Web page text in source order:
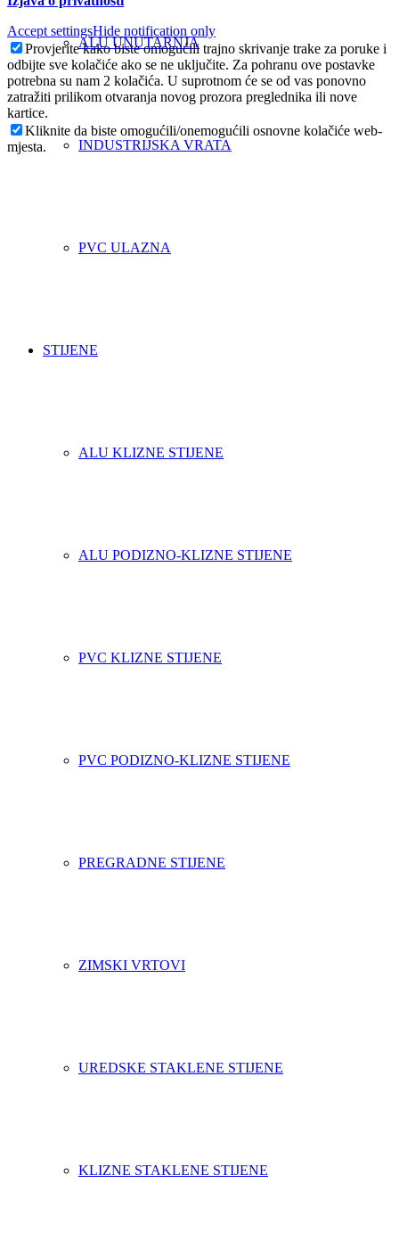
ALU UNUTARNJA
INDUSTRIJSKA VRATA
PVC ULAZNA
STIJENE
ALU KLIZNE STIJENE
ALU PODIZNO-KLIZNE STIJENE
PVC KLIZNE STIJENE
PVC PODIZNO-KLIZNE STIJENE
PREGRADNE STIJENE
ZIMSKI VRTOVI
UREDSKE STAKLENE STIJENE
KLIZNE STAKLENE STIJENE
Accept settingsHide notification only
Provjerite kako biste omogućili trajno skrivanje trake za poruke i
odbijte sve kolačiće ako se ne uključite. Za pohranu ove postavke
potrebna su nam 2 kolačića. U suprotnom će se od vas ponovno
zatražiti prilikom otvaranja novog prozora preglednika ili nove
kartice.
Kliknite da biste omogućili/onemogućili osnovne kolačiće web-
mjesta.